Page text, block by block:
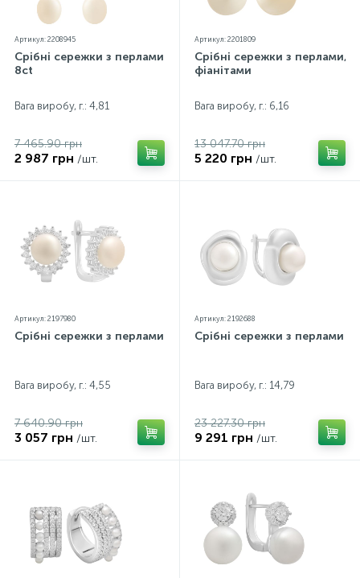
Артикул: 2208945
Срібні сережки з перлами
8ct
Вага виробу, г.: 4,81
7 465.90 грн
2 987 грн /шт.
Артикул: 2201809
Срібні сережки з перлами,
фіанітами
Вага виробу, г.: 6,16
13 047.70 грн
5 220 грн /шт.
Артикул: 2197980
Срібні сережки з перлами
Вага виробу, г.: 4,55
7 640.90 грн
3 057 грн /шт.
Артикул: 2192688
Срібні сережки з перлами
Вага виробу, г.: 14,79
23 227.30 грн
9 291 грн /шт.